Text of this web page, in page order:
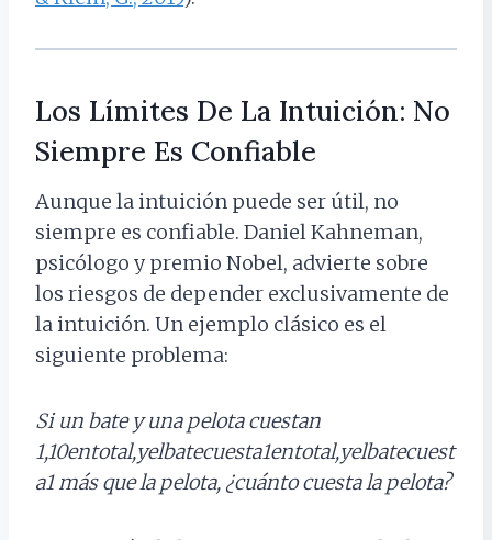
Los Límites De La Intuición: No
Siempre Es Confiable
Aunque la intuición puede ser útil, no
siempre es confiable. Daniel Kahneman,
psicólogo y premio Nobel, advierte sobre
los riesgos de depender exclusivamente de
la intuición. Un ejemplo clásico es el
siguiente problema:
Si un bate y una pelota cuestan
1,10entotal,yelbatecuesta1entotal,yelbatecuest
a1más que la pelota, ¿cuánto cuesta la pelota?